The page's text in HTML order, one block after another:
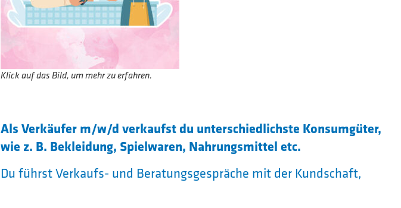
Klick auf das Bild, um mehr zu erfahren.
Als Verkäufer m/w/d verkaufst du unterschiedlichste Konsumgüter,
wie z. B. Bekleidung, Spielwaren, Nahrungsmittel etc.
Du führst Verkaufs- und Beratungsgespräche mit der Kundschaft,